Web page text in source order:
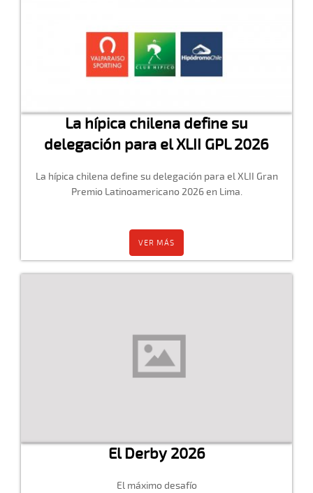
La hípica chilena define su
delegación para el XLII GPL 2026
La hípica chilena define su delegación para el XLII Gran
Premio Latinoamericano 2026 en Lima.
VER MÁS
El Derby 2026
El máximo desafío